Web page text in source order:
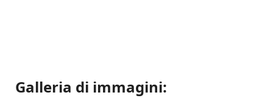
Galleria di immagini: